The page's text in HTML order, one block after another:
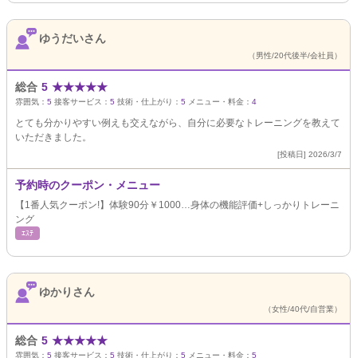
ゆうだいさん
（男性/20代後半/会社員）
総合 5 ★★★★★
雰囲気： 5 接客サービス： 5 技術・仕上がり： 5 メニュー・料金： 4
とても分かりやすい例えも交えながら、自分に必要なトレーニングを教えて
いただきました。
[投稿日] 2026/3/7
予約時のクーポン・メニュー
【1番人気クーポン!】体験90分￥1000…身体の機能評価+しっかりトレーニ
ング
ｴｽﾃ
ゆかりさん
（女性/40代/自営業）
総合 5 ★★★★★
雰囲気： 5 接客サービス： 5 技術・仕上がり： 5 メニュー・料金： 5